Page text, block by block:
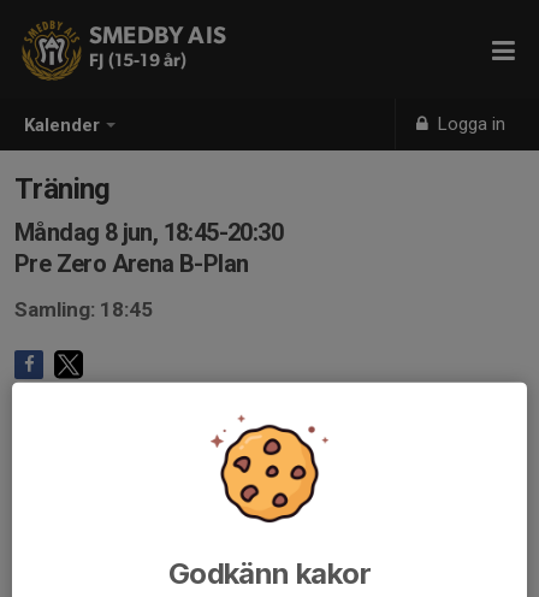
Kalender Logga in
SMEDBY AIS
FJ (15-19 år)
Träning
Måndag 8 jun, 18:45-20:30
Pre Zero Arena B-Plan
Samling: 18:45
Godkänn kakor